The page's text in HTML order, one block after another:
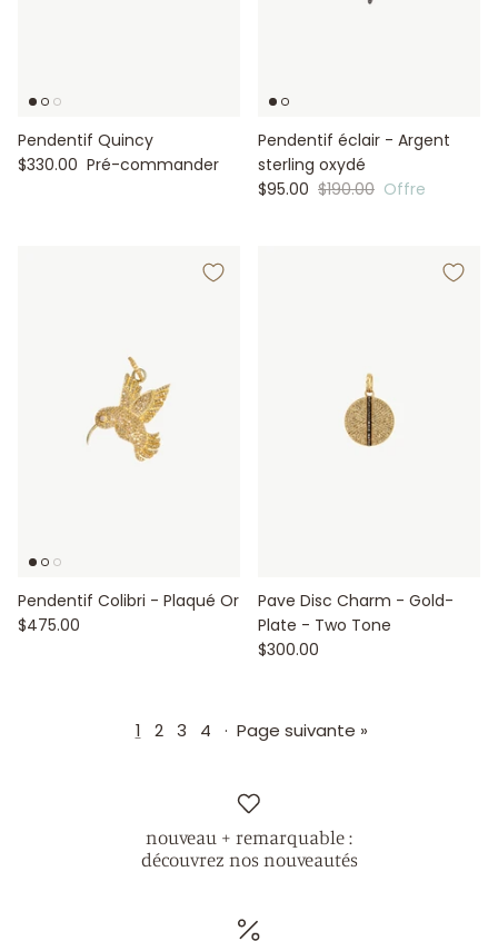
Pendentif Quincy
$330.00 Pré-commander
Pendentif éclair - Argent
sterling oxydé
$95.00 $190.00 Offre
Pendentif Colibri - Plaqué Or
$475.00
Pave Disc Charm - Gold-
Plate - Two Tone
$300.00
1 2 3 4 · Page suivante »
nouveau + remarquable :
découvrez nos nouveautés